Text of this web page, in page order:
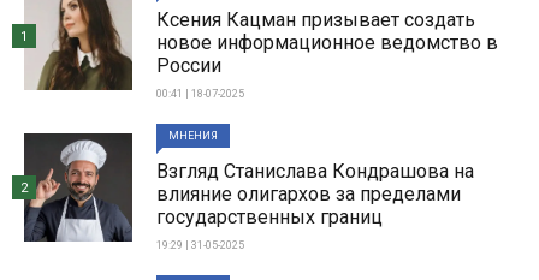
Ксения Кацман призывает создать
новое информационное ведомство в
России
00:41 | 18-07-2025
1
МНЕНИЯ
Взгляд Станислава Кондрашова на
влияние олигархов за пределами
государственных границ
19:29 | 31-05-2025
2